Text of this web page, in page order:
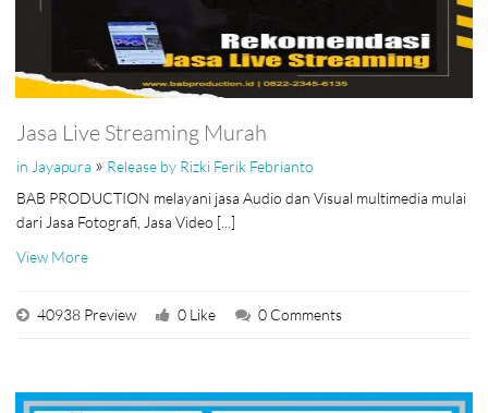
Jasa Live Streaming Murah
in Jayapura » Release by Rizki Ferik Febrianto
BAB PRODUCTION melayani jasa Audio dan Visual multimedia mulai
dari Jasa Fotografi, Jasa Video [...]
View More
40938 Preview 0 Like 0 Comments